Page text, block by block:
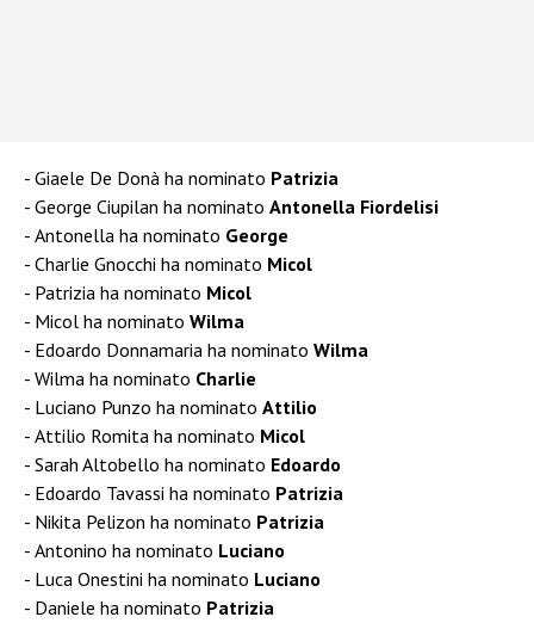
Giaele De Donà ha nominato Patrizia
George Ciupilan ha nominato Antonella Fiordelisi
Antonella ha nominato George
Charlie Gnocchi ha nominato Micol
Patrizia ha nominato Micol
Micol ha nominato Wilma
Edoardo Donnamaria ha nominato Wilma
Wilma ha nominato Charlie
Luciano Punzo ha nominato Attilio
Attilio Romita ha nominato Micol
Sarah Altobello ha nominato Edoardo
Edoardo Tavassi ha nominato Patrizia
Nikita Pelizon ha nominato Patrizia
Antonino ha nominato Luciano
Luca Onestini ha nominato Luciano
Daniele ha nominato Patrizia